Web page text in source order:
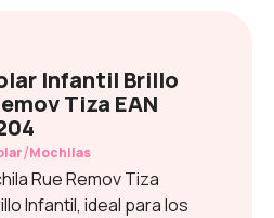
Infantil Brillo
Tiza EAN
/Mochilas
Rue Remov Tiza
Infantil, ideal para los